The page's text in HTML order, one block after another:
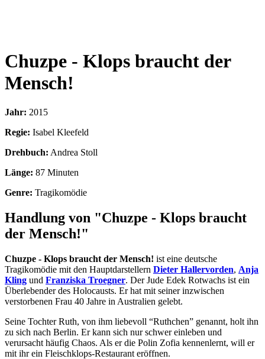
Chuzpe - Klops braucht der
Mensch!
Jahr: 2015
Regie: Isabel Kleefeld
Drehbuch: Andrea Stoll
Länge: 87 Minuten
Genre: Tragikomödie
Handlung von "Chuzpe - Klops braucht
der Mensch!"
Chuzpe - Klops braucht der Mensch! ist eine deutsche
Tragikomödie mit den Hauptdarstellern Dieter Hallervorden, Anja
Kling und Franziska Troegner. Der Jude Edek Rotwachs ist ein
Überlebender des Holocausts. Er hat mit seiner inzwischen
verstorbenen Frau 40 Jahre in Australien gelebt.
Seine Tochter Ruth, von ihm liebevoll “Ruthchen” genannt, holt ihn
zu sich nach Berlin. Er kann sich nur schwer einleben und
verursacht häufig Chaos. Als er die Polin Zofia kennenlernt, will er
mit ihr ein Fleischklops-Restaurant eröffnen.